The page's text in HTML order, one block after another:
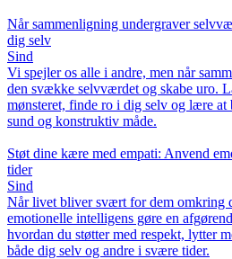
Når sammenligning undergraver
dig selv
Sind
Vi spejler os alle i andre, men når
den svække selvværdet og skabe uro.
mønsteret, finde ro i dig selv og lære at
sund og konstruktiv måde.
Støt dine kære med empati: Anvend
tider
Sind
Når livet bliver svært for dem omkring
emotionelle intelligens gøre en
hvordan du støtter med respekt, lytter
både dig selv og andre i svære tider.